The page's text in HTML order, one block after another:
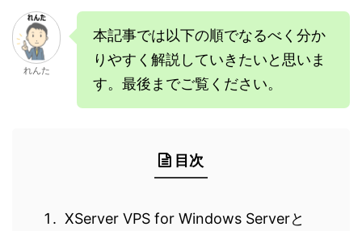
れんた
本記事では以下の順でなるべく分か
りやすく解説していきたいと思いま
す。最後までご覧ください。
目次
XServer VPS for Windows Serverと